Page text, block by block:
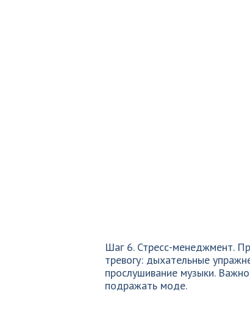
Шаг 6. Стресс-менеджмент.
тревогу: дыхательные
прослушивание музыки.
подражать моде.